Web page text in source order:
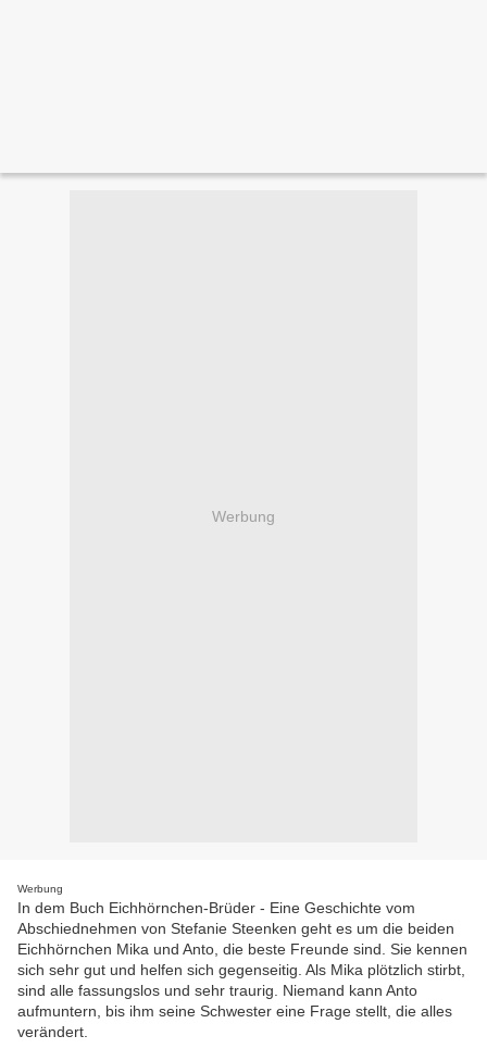
Werbung
Werbung
In dem Buch Eichhörnchen-Brüder - Eine Geschichte vom
Abschiednehmen von Stefanie Steenken geht es um die beiden
Eichhörnchen Mika und Anto, die beste Freunde sind. Sie kennen
sich sehr gut und helfen sich gegenseitig. Als Mika plötzlich stirbt,
sind alle fassungslos und sehr traurig. Niemand kann Anto
aufmuntern, bis ihm seine Schwester eine Frage stellt, die alles
verändert.